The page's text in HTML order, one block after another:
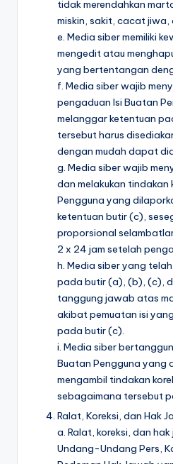
tidak merendahkan
miskin, sakit, cacat
e. Media siber memiliki
mengedit atau
yang bertentangan
f. Media siber wajib
pengaduan Isi Buatan
melanggar ketentuan
tersebut harus
dengan mudah dapat
g. Media siber wajib
dan melakukan tindakan
Pengguna yang
ketentuan butir (c),
proporsional
2 x 24 jam setelah
h. Media siber yang
pada butir (a), (b), (c),
tanggung jawab atas
akibat pemuatan isi
pada butir (c).
i. Media siber
Buatan Pengguna yang
mengambil tindakan
sebagaimana tersebut
Ralat, Koreksi, dan Hak
a. Ralat, koreksi, dan
Undang-Undang Pers,